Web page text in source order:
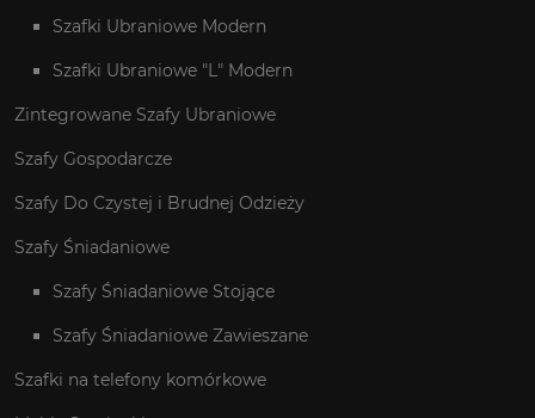
Szafki Ubraniowe Modern
Szafki Ubraniowe "L" Modern
Zintegrowane Szafy Ubraniowe
Szafy Gospodarcze
Szafy Do Czystej i Brudnej Odzieży
Szafy Śniadaniowe
Szafy Śniadaniowe Stojące
Szafy Śniadaniowe Zawieszane
Szafki na telefony komórkowe